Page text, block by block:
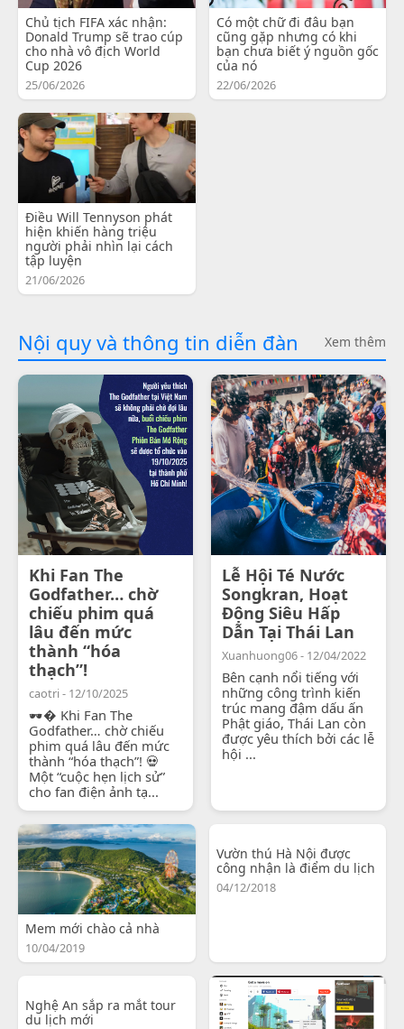
Chủ tịch FIFA xác nhận:
Donald Trump sẽ trao cúp
cho nhà vô địch World
Cup 2026
25/06/2026
Có một chữ đi đâu bạn
cũng gặp nhưng có khi
bạn chưa biết ý nguồn gốc
của nó
22/06/2026
Điều Will Tennyson phát
hiện khiến hàng triệu
người phải nhìn lại cách
tập luyện
21/06/2026
Nội quy và thông tin diễn đàn Xem thêm
Khi Fan The
Godfather… chờ
chiếu phim quá
lâu đến mức
thành “hóa
thạch”!
caotri - 12/10/2025
🕶� Khi Fan The
Godfather… chờ chiếu
phim quá lâu đến mức
thành “hóa thạch”! 💀
Một “cuộc hẹn lịch sử”
cho fan điện ảnh tạ...
Lễ Hội Té Nước
Songkran, Hoạt
Động Siêu Hấp
Dẫn Tại Thái Lan
Xuanhuong06 - 12/04/2022
Bên cạnh nổi tiếng với
những công trình kiến
trúc mang đậm dấu ấn
Phật giáo, Thái Lan còn
được yêu thích bởi các lễ
hội ...
Mem mới chào cả nhà
10/04/2019
Vườn thú Hà Nội được
công nhận là điểm du lịch
04/12/2018
Nghệ An sắp ra mắt tour
du lịch mới